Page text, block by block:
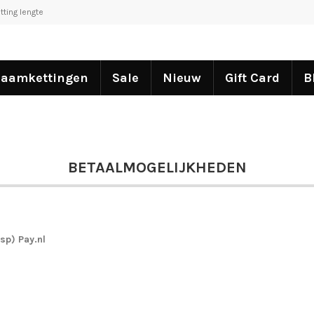
lengte
Sale Nieuw Gift Card
BETAALMOGELIJKHEDEN
Pay.nl